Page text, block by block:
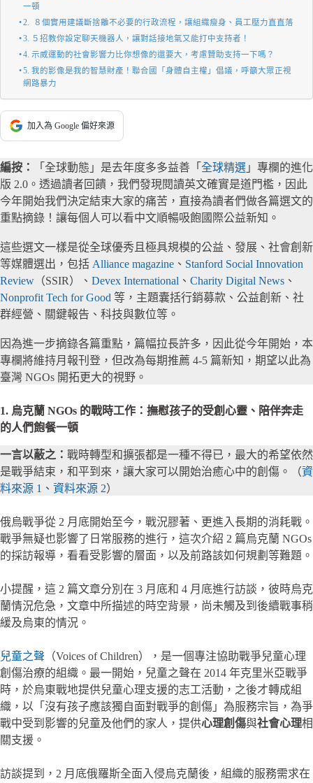
一頓
2. ８個實用建議斷捨離不必要的行政流程，讓組織瘦身、員工壓力直直落
3. ５招教你設定聊天機器人，讓對話接地氣又能打中支持者！
4. 示威運動的社會影響力比你想像的還要大，考慮贊助支持一下嗎？
5. 我的影像是我的智慧財產！聯合國「身體自主權」倡議，呼籲大眾正視
網路暴力
加入為 Google 偏好來源
編按： 「全球動態」是去年度多多益善「 全球精選 」專欄的進化
版 2.0。透過讀者回饋，我們發現閱讀英文確實是道門檻，因此
今年開始我們決定結束大家的痛苦，直接為讀者們做各篇選文的
重點摘錄！讓每個人可以看中文順暢吸飽國際公益新知。
這些選文一樣是從全球優秀且極具規模的公益、發展、社會創新
等媒體選出，包括 Alliance magazine 、 Stanford Social Innovation
Review （SSIR）、 Devex International 、 Charity Digital News 、
Nonprofit Tech for Good 等，主題囊括行銷募款、公益創新、社
群經營、關鍵報告、科技與數位等。
因為進一步摘錄各篇重點，篇幅拉長許多，因此從今年開始，本
專欄將維持月報刊登，但改為每期推薦 4-5 篇新知，期望以此為
臺灣 NGOs 開拓更大的視野。
1. 烏克蘭 NGOs 的戰時工作：撫慰孩子的受創心靈、陪伴奔走
的人們飽餐一頓
一言以蔽之： 戰時轉型和擴張都是一種不得已，最大的希望依然
是戰爭結束，和平到來，讓大家可以開始治癒心中的創傷。（資
料來源 1 、 資料來源 2）
俄烏戰爭從 2 月底開始至今，戰況膠著、更進入長期的消耗戰。
戰爭無疑也影響了日常服務的進行，這次介紹 2 篇烏克蘭 NGOs
的採訪報導，看看受影響的層面，以及前路該如何規劃等難題。
小提醒，這 2 篇文章分別在 3 月底和 4 月底進行訪談，彼時烏克
蘭情況危急，文章中所描述的時空背景，尚未觸及到後續戰事稍
緩及烏東的情況。
兒童之聲 （Voices of Children），是一個專注協助戰爭兒童心理
創傷治療的組織。最一開始，兒童之聲在 2014 年克里米亞戰爭
時，於烏東戰地提供兒童心理支援的志工活動，之後才轉成組
織，以「沒有孩子應該獨自面對戰爭的創傷」為服務宗旨，為爭
戰中受到影響的兒童及他們的家人，提供心理創傷與社會心理相
關支援。
訪談提到，2 月底俄羅斯全面入侵烏克蘭後，組織的服務需求在